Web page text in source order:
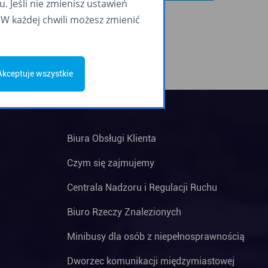
Biura Obsługi Klienta
Czym się zajmujemy
Centrala Nadzoru i Regulacji Ruchu
Biuro Rzeczy Znalezionych
Minibusy dla osób z niepełnosprawnością
Dworzec komunikacji międzymiastowej
Jeśli nie zmienisz ustawień
każdej chwili możesz zmienić
wszystkie